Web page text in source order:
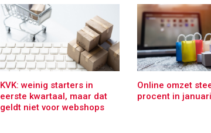
KVK: weinig starters in
eerste kwartaal, maar dat
geldt niet voor webshops
Online omzet
procent in januari